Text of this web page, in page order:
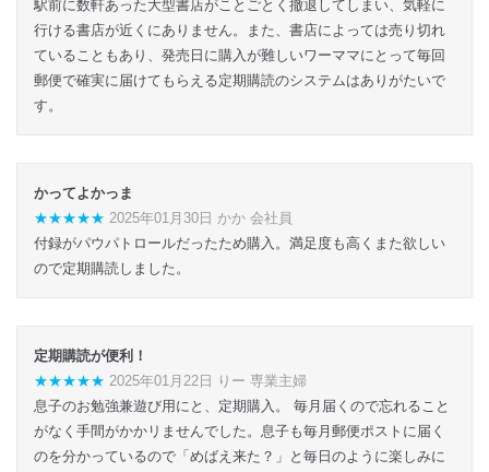
駅前に数軒あった大型書店がことごとく撤退してしまい、気軽に
行ける書店が近くにありません。また、書店によっては売り切れ
ていることもあり、発売日に購入が難しいワーママにとって毎回
郵便で確実に届けてもらえる定期購読のシステムはありがたいで
す。
かってよかっま
★★★★★ 2025年01月30日 かか 会社員
付録がパウパトロールだったため購入。満足度も高くまた欲しい
ので定期購読しました。
定期購読が便利！
★★★★★ 2025年01月22日 りー 専業主婦
息子のお勉強兼遊び用にと、定期購入。 毎月届くので忘れること
がなく手間がかかリませんでした。息子も毎月郵便ポストに届く
のを分かっているので「めばえ来た？」と毎日のように楽しみに